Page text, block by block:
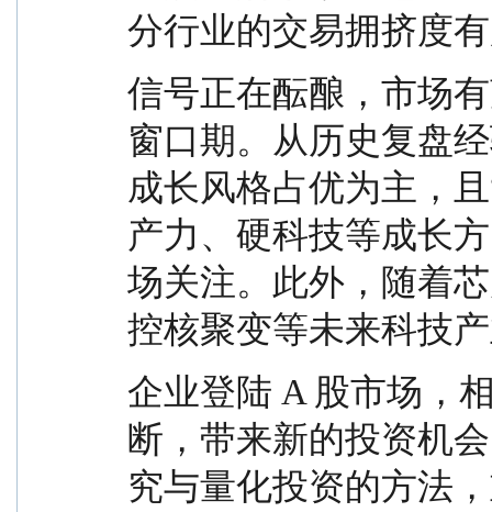
分行业的交易拥挤度
信号正在酝酿，市场
窗口期。从历史复盘
成长风格占优为主，
产力、硬科技等成长
场关注。此外，随着
控核聚变等未来科技
企业登陆 A 股市场，
断，带来新的投资机
究与量化投资的方法